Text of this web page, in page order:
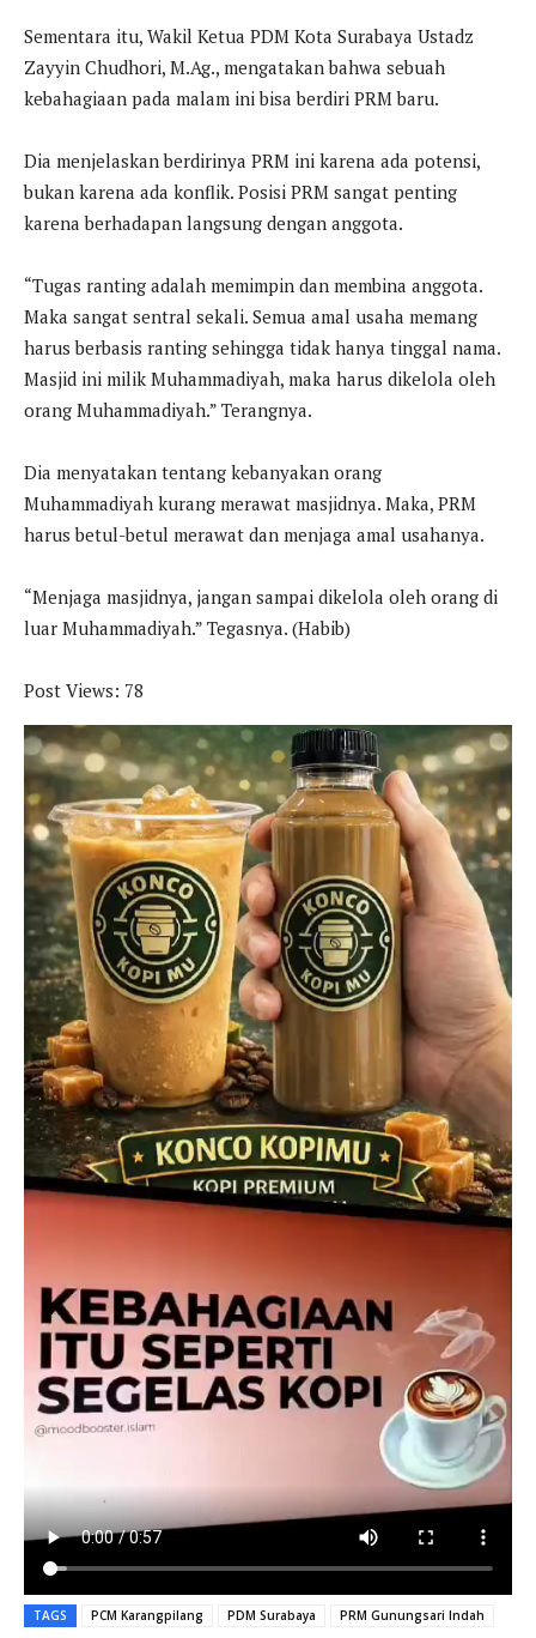
Sementara itu, Wakil Ketua PDM Kota Surabaya Ustadz
Zayyin Chudhori, M.Ag., mengatakan bahwa sebuah
kebahagiaan pada malam ini bisa berdiri PRM baru.
Dia menjelaskan berdirinya PRM ini karena ada potensi,
bukan karena ada konflik. Posisi PRM sangat penting
karena berhadapan langsung dengan anggota.
“Tugas ranting adalah memimpin dan membina anggota.
Maka sangat sentral sekali. Semua amal usaha memang
harus berbasis ranting sehingga tidak hanya tinggal nama.
Masjid ini milik Muhammadiyah, maka harus dikelola oleh
orang Muhammadiyah.” Terangnya.
Dia menyatakan tentang kebanyakan orang
Muhammadiyah kurang merawat masjidnya. Maka, PRM
harus betul-betul merawat dan menjaga amal usahanya.
“Menjaga masjidnya, jangan sampai dikelola oleh orang di
luar Muhammadiyah.” Tegasnya. (Habib)
Post Views: 78
TAGS PCM Karangpilang PDM Surabaya PRM Gunungsari Indah